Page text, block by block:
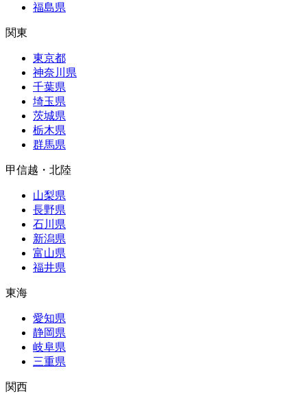
福島県
関東
東京都
神奈川県
千葉県
埼玉県
茨城県
栃木県
群馬県
甲信越・北陸
山梨県
長野県
石川県
新潟県
富山県
福井県
東海
愛知県
静岡県
岐阜県
三重県
関西